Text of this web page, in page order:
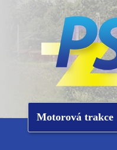
Motorová trakce